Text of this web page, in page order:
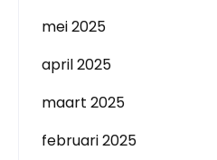
mei 2025
april 2025
maart 2025
februari 2025